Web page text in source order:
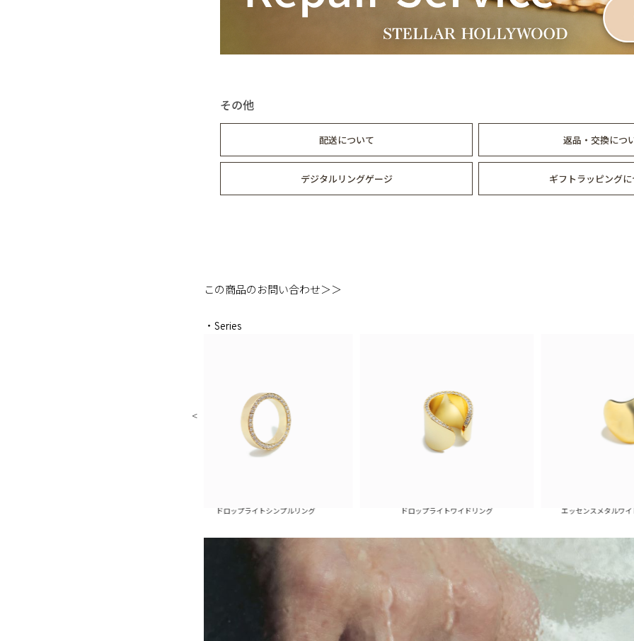
その他
配送について 返品・交換につ
デジタルリングゲージ ギフトラッピング
この商品のお問い合わせ＞＞
・Series
ドロップライトシンプルリング ドロップライトワイドリング エッセンスメタルワイドリング(ゴー